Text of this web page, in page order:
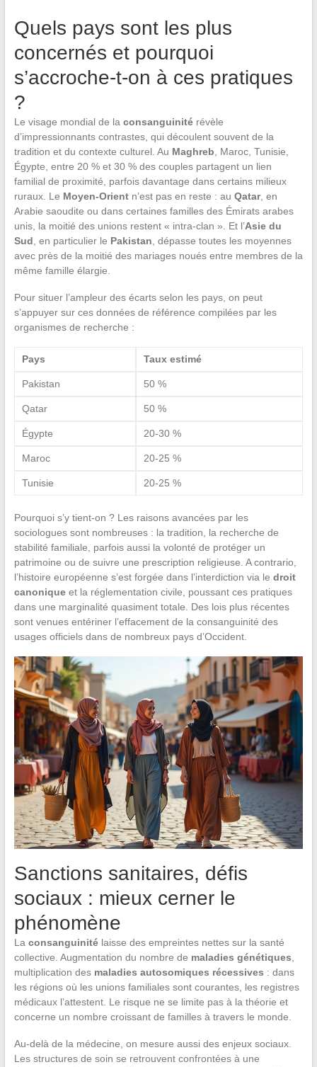
Quels pays sont les plus
concernés et pourquoi
s’accroche-t-on à ces pratiques
?
Le visage mondial de la consanguinitérévèle
d’impressionnants contrastes, qui découlent souvent de la
tradition et du contexte culturel. Au Maghreb , Maroc, Tunisie,
Égypte, entre 20 % et 30 % des couples partagent un lien
familial de proximité, parfois davantage dans certains milieux
ruraux. Le Moyen-Orientn’est pas en reste : au Qatar, en
Arabie saoudite ou dans certaines familles des Émirats arabes
unis, la moitié des unions restent « intra-clan ». Et l’Asie du
Sud , en particulier le Pakistan , dépasse toutes les moyennes
avec près de la moitié des mariages noués entre membres de la
même famille élargie.
Pour situer l’ampleur des écarts selon les pays, on peut
s’appuyer sur ces données de référence compilées par les
organismes de recherche :
Pays Taux estimé
Pakistan 50 %
Qatar 50 %
Égypte 20-30 %
Maroc 20-25 %
Tunisie 20-25 %
Pourquoi s’y tient-on ? Les raisons avancées par les
sociologues sont nombreuses : la tradition, la recherche de
stabilité familiale, parfois aussi la volonté de protéger un
patrimoine ou de suivre une prescription religieuse. A contrario,
l’histoire européenne s’est forgée dans l’interdiction via le droit
canoniqueet la réglementation civile, poussant ces pratiques
dans une marginalité quasiment totale. Des lois plus récentes
sont venues entériner l’effacement de la consanguinité des
usages officiels dans de nombreux pays d’Occident.
Sanctions sanitaires, défis
sociaux : mieux cerner le
phénomène
La consanguinitélaisse des empreintes nettes sur la santé
collective. Augmentation du nombre de maladies génétiques
multiplication des maladies autosomiques récessives : dans
les régions où les unions familiales sont courantes, les registres
médicaux l’attestent. Le risque ne se limite pas à la théorie et
concerne un nombre croissant de familles à travers le monde.
Au-delà de la médecine, on mesure aussi des enjeux sociaux.
Les structures de soin se retrouvent confrontées à une